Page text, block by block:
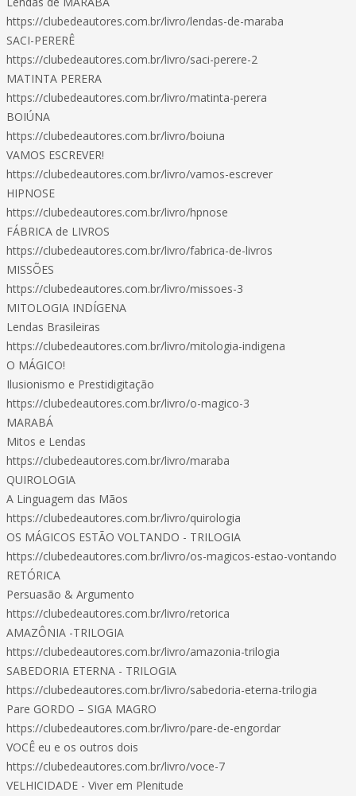
https://clubedeautores.com.br/livro/lendas-de-maraba
SACI-PERERÊ
https://clubedeautores.com.br/livro/saci-perere-2
MATINTA PERERA
https://clubedeautores.com.br/livro/matinta-perera
BOIÚNA
https://clubedeautores.com.br/livro/boiuna
VAMOS ESCREVER!
https://clubedeautores.com.br/livro/vamos-escrever
HIPNOSE
https://clubedeautores.com.br/livro/hpnose
FÁBRICA de LIVROS
https://clubedeautores.com.br/livro/fabrica-de-livros
MISSÕES
https://clubedeautores.com.br/livro/missoes-3
MITOLOGIA INDÍGENA
Lendas Brasileiras
https://clubedeautores.com.br/livro/mitologia-indigena
O MÁGICO!
Ilusionismo e Prestidigitação
https://clubedeautores.com.br/livro/o-magico-3
MARABÁ
Mitos e Lendas
https://clubedeautores.com.br/livro/maraba
QUIROLOGIA
A Linguagem das Mãos
https://clubedeautores.com.br/livro/quirologia
OS MÁGICOS ESTÃO VOLTANDO - TRILOGIA
https://clubedeautores.com.br/livro/os-magicos-estao-vontando
RETÓRICA
Persuasão & Argumento
https://clubedeautores.com.br/livro/retorica
AMAZÔNIA -TRILOGIA
https://clubedeautores.com.br/livro/amazonia-trilogia
SABEDORIA ETERNA - TRILOGIA
https://clubedeautores.com.br/livro/sabedoria-eterna-trilogia
Pare GORDO – SIGA MAGRO
https://clubedeautores.com.br/livro/pare-de-engordar
VOCÊ eu e os outros dois
https://clubedeautores.com.br/livro/voce-7
VELHICIDADE - Viver em Plenitude